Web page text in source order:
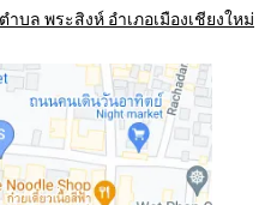
บล พระสิงห์ อำเภอเมืองเชียงใหม่